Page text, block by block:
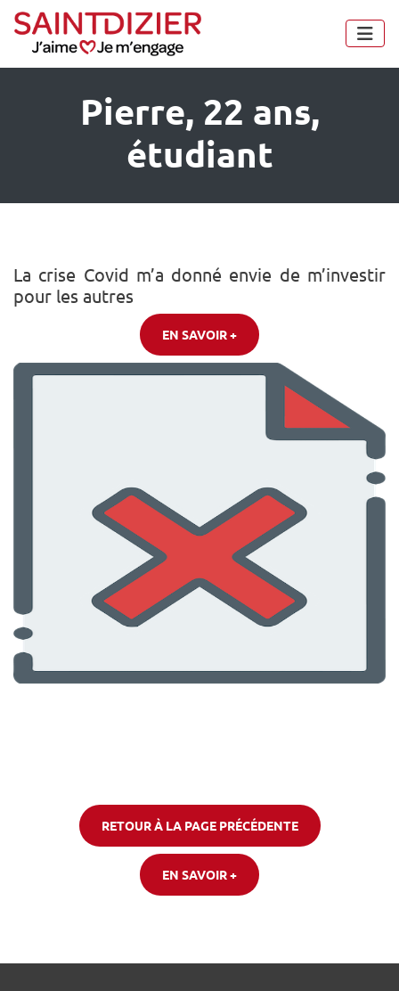
Pierre, 22 ans,
étudiant
La crise Covid m’a donné envie de m’investir
pour les autres
EN SAVOIR +
RETOUR À LA PAGE PRÉCÉDENTE
EN SAVOIR +
Panneau de gestion des cookies